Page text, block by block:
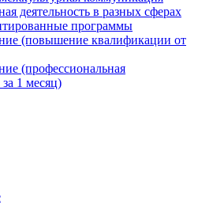
деятельность в разных сферах
программы
(повышение квалификации от
(профессиональная
1 месяц)